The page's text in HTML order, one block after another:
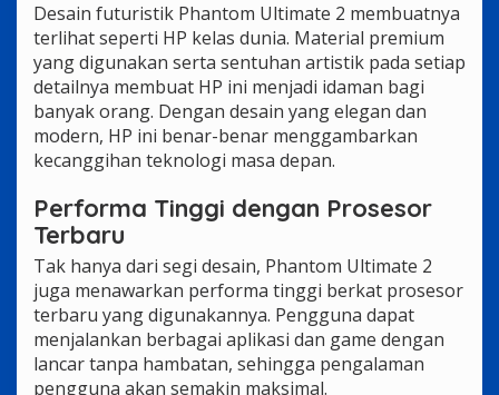
Desain futuristik Phantom Ultimate 2 membuatnya
terlihat seperti HP kelas dunia. Material premium
yang digunakan serta sentuhan artistik pada setiap
detailnya membuat HP ini menjadi idaman bagi
banyak orang. Dengan desain yang elegan dan
modern, HP ini benar-benar menggambarkan
kecanggihan teknologi masa depan.
Performa Tinggi dengan Prosesor
Terbaru
Tak hanya dari segi desain, Phantom Ultimate 2
juga menawarkan performa tinggi berkat prosesor
terbaru yang digunakannya. Pengguna dapat
menjalankan berbagai aplikasi dan game dengan
lancar tanpa hambatan, sehingga pengalaman
pengguna akan semakin maksimal.